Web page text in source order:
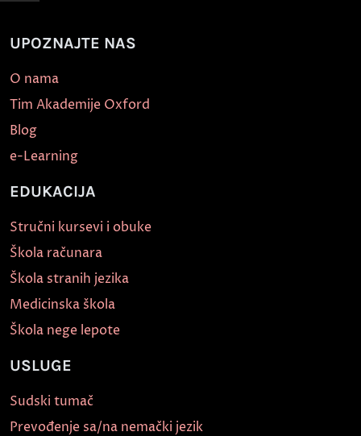
UPOZNAJTE NAS
O nama
Tim Akademije Oxford
Blog
e-Learning
EDUKACIJA
Stručni kursevi i obuke
Škola računara
Škola stranih jezika
Medicinska škola
Škola nege lepote
USLUGE
Sudski tumač
Prevođenje sa/na nemački jezik